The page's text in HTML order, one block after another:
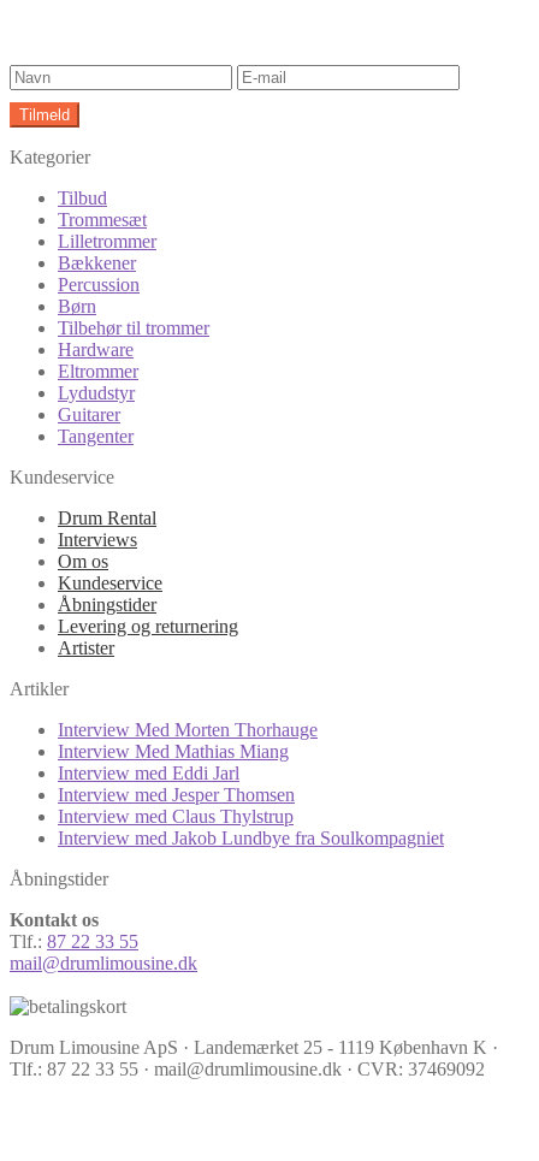
Kategorier
Tilbud
Trommesæt
Lilletrommer
Bækkener
Percussion
Børn
Tilbehør til trommer
Hardware
Eltrommer
Lydudstyr
Guitarer
Tangenter
Kundeservice
Drum Rental
Interviews
Om os
Kundeservice
Åbningstider
Levering og returnering
Artister
Artikler
Interview Med Morten Thorhauge
Interview Med Mathias Miang
Interview med Eddi Jarl
Interview med Jesper Thomsen
Interview med Claus Thylstrup
Interview med Jakob Lundbye fra Soulkompagniet
Åbningstider
Kontakt os
Tlf.: 87 22 33 55
mail@drumlimousine.dk
Drum Limousine ApS · Landemærket 25 - 1119 København K ·
Tlf.: 87 22 33 55 · mail@drumlimousine.dk · CVR: 37469092